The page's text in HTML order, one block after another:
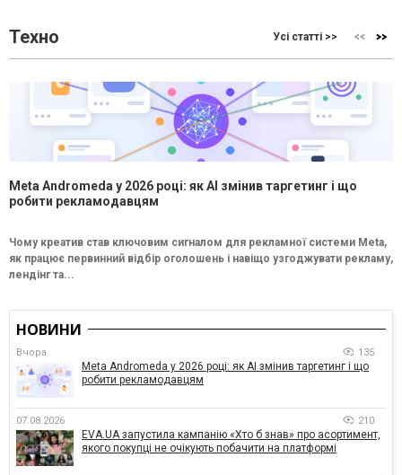
Техно Усі статті >>
Meta Andromeda у 2026 році: як AI змінив таргетинг і що
робити рекламодавцям
Чому креатив став ключовим сигналом для рекламної системи Meta,
як працює первинний відбір оголошень і навіщо узгоджувати рекламу,
лендінг та...
НОВИНИ
Вчора 135
Meta Andromeda у 2026 році: як AI змінив таргетинг і що
робити рекламодавцям
07.08.2026 210
EVA.UA запустила кампанію «Хто б знав» про асортимент,
якого покупці не очікують побачити на платформі